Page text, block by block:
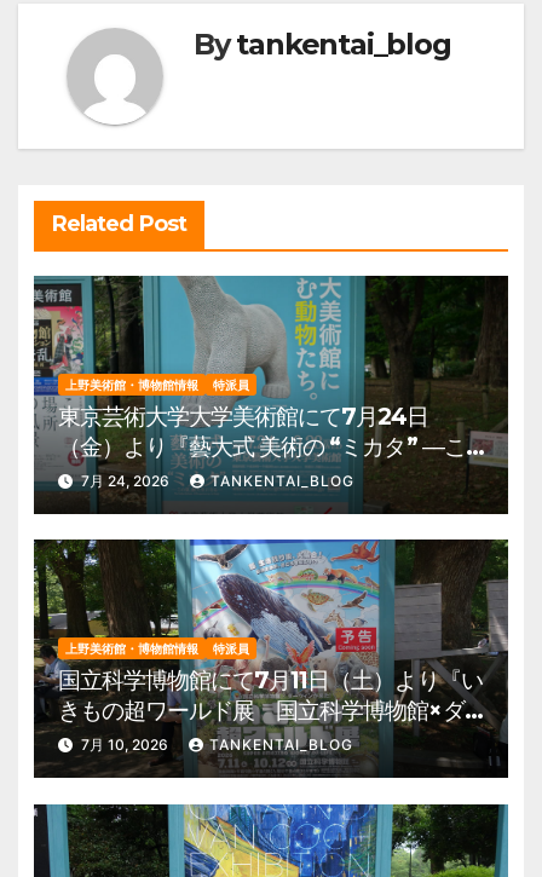
ゲ
ー
シ
ョ
ン
Bytankentai_blog
Related Post
上野美術館・博物館情報 特派員
東京芸術大学大学美術館にて7月24日
（金）より『藝大式 美術の “ミカタ” ―こ
の夏、藝大生になる―』を開催。 上野公
園 美術館・博物館 混雑情報他
7月 24, 2026 TANKENTAI_BLOG
上野美術館・博物館情報 特派員
国立科学博物館にて7月11日（土）より『い
きもの超ワールド展 国立科学博物館×ダ
ーウィンが来た！』を開催。 上野公園
美術館・博物館 混雑情報他
7月 10, 2026 TANKENTAI_BLOG